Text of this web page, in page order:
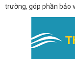
trường, góp phần bảo